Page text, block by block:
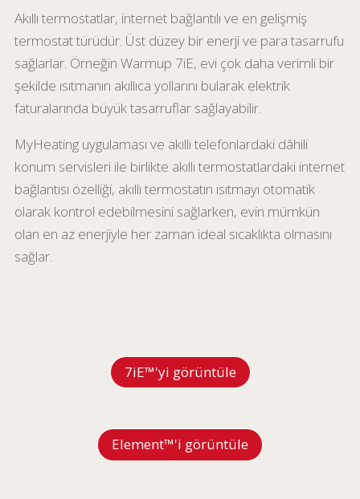
Akıllı termostatlar, internet bağlantılı ve en gelişmiş
termostat türüdür. Üst düzey bir enerji ve para tasarrufu
sağlarlar. Örneğin Warmup 7iE, evi çok daha verimli bir
şekilde ısıtmanın akıllıca yollarını bularak elektrik
faturalarında büyük tasarruflar sağlayabilir.
MyHeating uygulaması ve akıllı telefonlardaki dâhili
konum servisleri ile birlikte akıllı termostatlardaki internet
bağlantısı özelliği, akıllı termostatın ısıtmayı otomatik
olarak kontrol edebilmesini sağlarken, evin mümkün
olan en az enerjiyle her zaman ideal sıcaklıkta olmasını
sağlar.
7iE™'yi görüntüle
Element™'i görüntüle